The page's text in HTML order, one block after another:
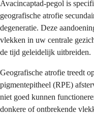
Avacincaptad-pegol is
geografische atrofie
degeneratie. Deze
vlekken in uw centrale
de tijd geleidelijk uitbreiden.
Geografische atrofie treedt
pigmentepitheel (RPE)
niet goed kunnen
donkere of ontbrekende